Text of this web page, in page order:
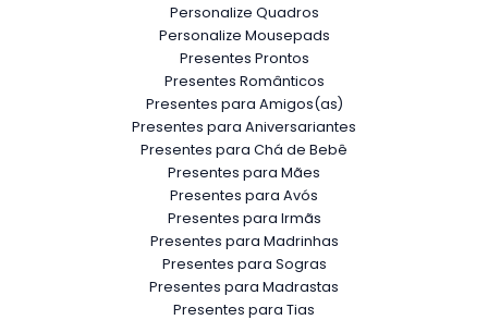
Personalize Quadros
Personalize Mousepads
Presentes Prontos
Presentes Românticos
Presentes para Amigos(as)
Presentes para Aniversariantes
Presentes para Chá de Bebê
Presentes para Mães
Presentes para Avós
Presentes para Irmãs
Presentes para Madrinhas
Presentes para Sogras
Presentes para Madrastas
Presentes para Tias